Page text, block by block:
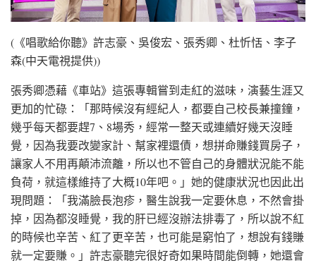
(《唱歌給你聽》許志豪、吳俊宏、張秀卿、杜忻恬、李子
森(中天電視提供))
張秀卿憑藉《車站》這張專輯嘗到走紅的滋味，演藝生涯又
更加的忙碌：「那時候沒有經紀人，都要自己校長兼撞鐘，
幾乎每天都要趕7、8場秀，經常一整天或連續好幾天沒睡
覺，因為我要改變家計、幫家裡還債，想拼命賺錢買房子，
讓家人不用再顛沛流離，所以也不管自己的身體狀況能不能
負荷，就這樣維持了大概10年吧。」她的健康狀況也因此出
現問題：「我滿臉長泡疹，醫生說我一定要休息，不然會掛
掉，因為都沒睡覺，我的肝已經沒辦法排毒了，所以說不紅
的時候也辛苦、紅了更辛苦，也可能是窮怕了，想說有錢賺
就一定要賺。」許志豪聽完很好奇如果時間能倒轉，她還會